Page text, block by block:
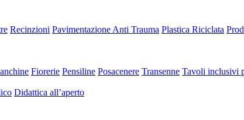
Recinzioni Pavimentazione Anti Trauma Plastica Riciclata
Fiorerie Pensiline Posacenere Transenne Tavoli inclusivi
Didattica all’aperto